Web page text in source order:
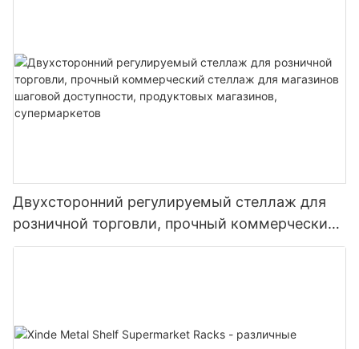
Двухсторонний регулируемый стеллаж для
розничной торговли, прочный коммерческий
стеллаж для магазинов шаговой доступности,